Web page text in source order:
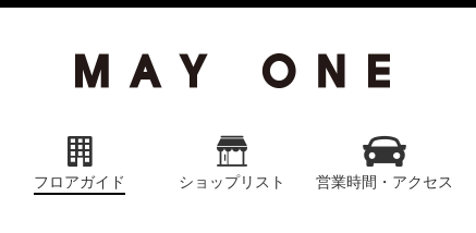
フロアガイド ショップリスト 営業時間・アクセス